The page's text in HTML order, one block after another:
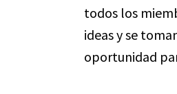
todos los
ideas y se
oportunidad